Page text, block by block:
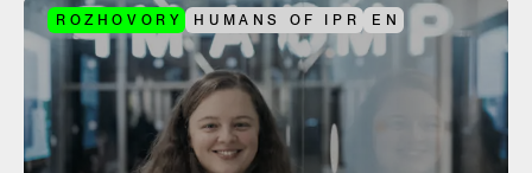
ROZHOVORY HUMANS OF IPR EN